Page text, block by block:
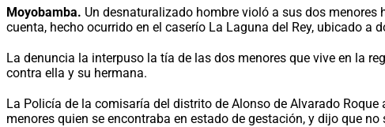
Moyobamba. Un desnaturalizado hombre violó a sus dos
cuenta, hecho ocurrido en el caserío La Laguna del Rey, ubicado a
La denuncia la interpuso la tía de las dos menores que vive en la
contra ella y su hermana.
La Policía de la comisaría del distrito de Alonso de Alvarado
menores quien se encontraba en estado de gestación, y dijo que